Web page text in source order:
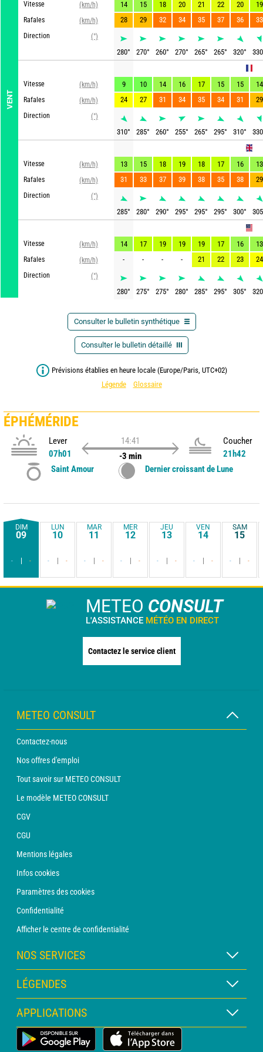
VENT
Vitesse
(km/h)
Rafales
(km/h)
Direction
(°)
Vitesse
(km/h)
Rafales
(km/h)
Direction
(°)
UKMO
Vitesse
(km/h)
Rafales
(km/h)
Direction
(°)
Vitesse
(km/h)
Rafales
(km/h)
Direction
(°)
14 15 18 20 21 22 20
19
28
29 32 34 35 37 36 33
280° 270° 260° 270° 265° 265° 320° 330
9 10 14 16 17 15 15
14
24
27 31 34 35 34 31 29
310° 285° 260° 255° 265° 295° 310° 330
13 15 18 19 18 17 16
13
31
33 37 39 38 35 38 29
285° 280° 290° 295° 295° 295° 300° 305
14 17 19 19 19 17 16
13
-
- - - 21 22 23 24
280° 275° 275° 280° 285° 295° 305° 320
Consulter le bulletin synthétique
Consulter le bulletin détaillé
Prévisions établies en heure locale (Europe/Paris, UTC+02)
Légende
Glossaire
ÉPHÉMÉRIDE
Lever
07h01
14:41
-3 min
Coucher
21h42
Saint Amour
Dernier croissant de Lune
DIM
09
- -
LUN
10
- -
MAR
11
- -
MER
12
- -
JEU
13
- -
VEN
14
- -
SAM
15
- -
METEO CONSULT
L'ASSISTANCE MÉTÉO EN DIRECT
Contactez le service client
METEO CONSULT
Contactez-nous
Nos offres d'emploi
Tout savoir sur METEO CONSULT
Le modèle METEO CONSULT
CGV
CGU
Mentions légales
Infos cookies
Paramètres des cookies
Confidentialité
Afficher le centre de confidentialité
NOS SERVICES
Abonnement METEO Xpert
Abonnement METEO PRO
Consultation avec un prévisionniste
Bulletin PRO
LÉGENDES
Légende des cartes
Légende des pictogrammes
Glossaire
APPLICATIONS
Application Météo Terrestre